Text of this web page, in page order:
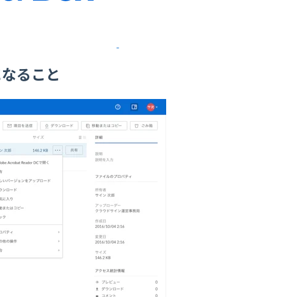
ること